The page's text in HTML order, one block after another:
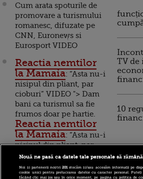
Cum arata spoturile de
promovare a turismului
romanesc, difuzate pe
CNN, Euronews si
Eurosport VIDEO
Reactia nemtilor
la Mamaia: “Asta nu-i
nisipul din pliant, par
cioburi” VIDEO "> Dam
bani ca turismul sa fie
frumos doar pe hartie.
Reactia nemtilor
la Mamaia: “Asta nu-i
nisipul din pliant, par
cioburi” VIDEO
Turism gastronomic:
TV
10
Nouă ne pasă ca datele tale personale să
Noi și partenerii noștri201stocăm și/sau accesăm informații pe
cookie unici pentru prelucrarea datelor cu caracter personal. Puteți
făcând clic mai jos sau în orice moment, pe pagina cu politica de